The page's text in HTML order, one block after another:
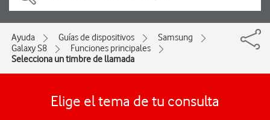
Ayuda Guías de dispositivos
Samsung
Galaxy S8
Funciones principales
Selecciona un timbre de llamada
Elige el tema de tu consulta